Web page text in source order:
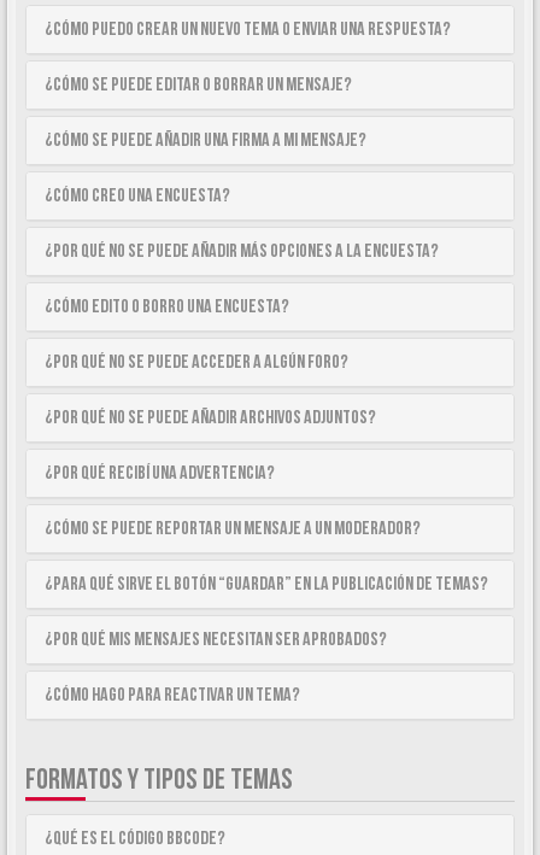
¿Cómo puedo crear un nuevo tema o enviar una respuesta?
¿Cómo se puede editar o borrar un mensaje?
¿Cómo se puede añadir una firma a mi mensaje?
¿Cómo creo una encuesta?
¿Por qué no se puede añadir más opciones a la encuesta?
¿Cómo edito o borro una encuesta?
¿Por qué no se puede acceder a algún foro?
¿Por qué no se puede añadir archivos adjuntos?
¿Por qué recibí una advertencia?
¿Cómo se puede reportar un mensaje a un moderador?
¿Para qué sirve el botón “Guardar” en la publicación de temas?
¿Por qué mis mensajes necesitan ser aprobados?
¿Cómo hago para reactivar un tema?
FORMATOS Y TIPOS DE TEMAS
¿Qué es el código BBCode?